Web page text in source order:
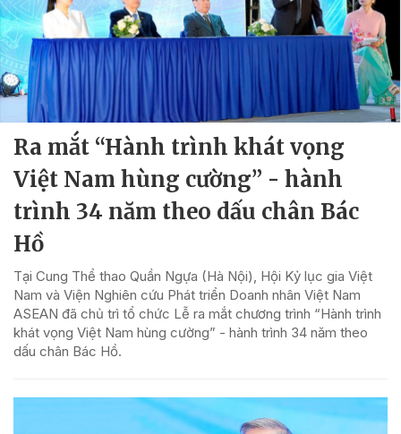
Ra mắt “Hành trình khát vọng
Việt Nam hùng cường” - hành
trình 34 năm theo dấu chân Bác
Hồ
Tại Cung Thể thao Quần Ngựa (Hà Nội), Hội Kỷ lục gia Việt
Nam và Viện Nghiên cứu Phát triển Doanh nhân Việt Nam
ASEAN đã chủ trì tổ chức Lễ ra mắt chương trình “Hành trình
khát vọng Việt Nam hùng cường” - hành trình 34 năm theo
dấu chân Bác Hồ.